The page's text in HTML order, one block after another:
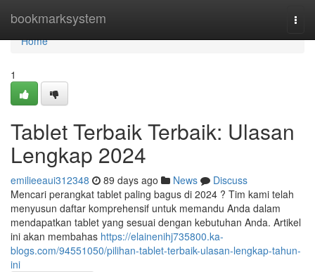
bookmarksystem
Home
Home
1
Tablet Terbaik Terbaik: Ulasan
Lengkap 2024
emilieeaui312348 89 days ago News
Discuss
Mencari perangkat tablet paling bagus di 2024 ? Tim kami telah
menyusun daftar komprehensif untuk memandu Anda dalam
mendapatkan tablet yang sesuai dengan kebutuhan Anda. Artikel
ini akan membahas https://elainenihj735800.ka-
blogs.com/94551050/pilihan-tablet-terbaik-ulasan-lengkap-tahun-
ini